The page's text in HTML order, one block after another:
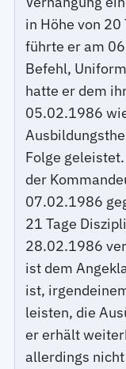
in Höhe von 20
führte er am
Befehl,
hatte er dem
05.02.1986
Folge
der
07.02.1986
21 Tage
28.02.1986
ist dem
ist,
leisten, die
er erhält
allerdings